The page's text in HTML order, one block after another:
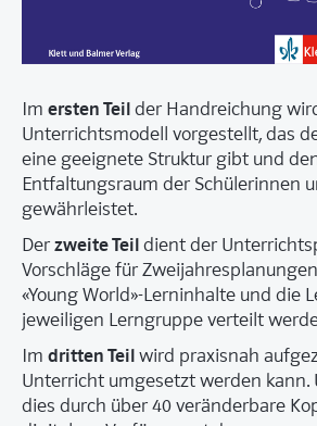
Im ersten Teilder Handreichung
Unterrichtsmodell vorgestellt, das
eine geeignete Struktur gibt und
Entfaltungsraum der Schülerinnen
gewährleistet.
Derzweite Teildient der
Vorschläge für
«Young World»-Lerninhalte und die
jeweiligen Lerngruppe verteilt
Im dritten Teilwird praxisnah
Unterricht umgesetzt werden
dies durch über 40 veränderbare